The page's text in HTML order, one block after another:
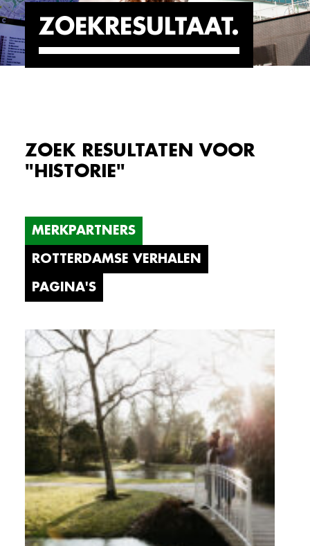
ZOEKRESULTAAT
ZOEK RESULTATEN VOOR
"HISTORIE"
MERKPARTNERS
ROTTERDAMSE VERHALEN
PAGINA'S